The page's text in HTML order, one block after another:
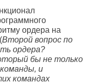
ордера на
Второй вопрос по
ордера?
бы не только
и
командах